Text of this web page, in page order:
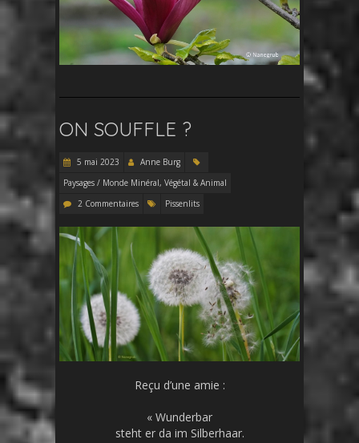
ON SOUFFLE ?
5 mai 2023
Anne Burg
Paysages / Monde Minéral, Végétal & Animal
2 Commentaires
Pissenlits
Reçu d’une amie :
« Wunderbar
steht er da im Silberhaar.